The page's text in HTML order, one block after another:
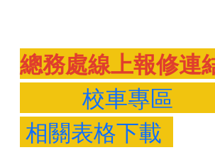
總務處線上報
校車專區
相關表格下載